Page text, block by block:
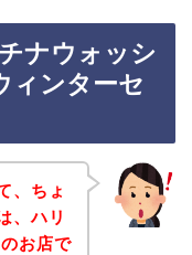
ナウォッシ
ィンターセ
、ちょ
、ハリ
お店で